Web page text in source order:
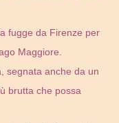
fugge da Firenze per
Maggiore.
segnata anche da un
brutta che possa